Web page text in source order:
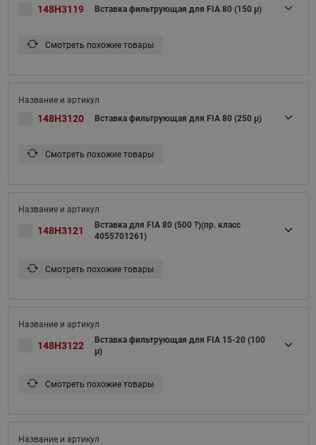
148H3119 Вставка фильтрующая для FIA 80 (150 μ)
Смотреть похожие товары
148H3120 Вставка фильтрующая для FIA 80 (250 μ)
Смотреть похожие товары
148H3121
Вставка для FIA 80 (500 ?)(пр. класс
4055701261)
Смотреть похожие товары
148H3122
Вставка фильтрующая для FIA 15-20 (100
μ)
Смотреть похожие товары